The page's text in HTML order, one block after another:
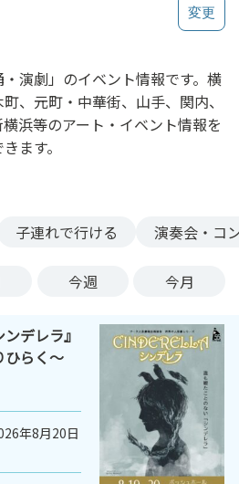
演劇」のイベント情報です。横
、元町・中華街、山手、関内、
浜等のアート・イベント情報を
ます。
子連れで行ける 演奏会・コ
今週 今月
デレラ』
ひらく～
年8月20日